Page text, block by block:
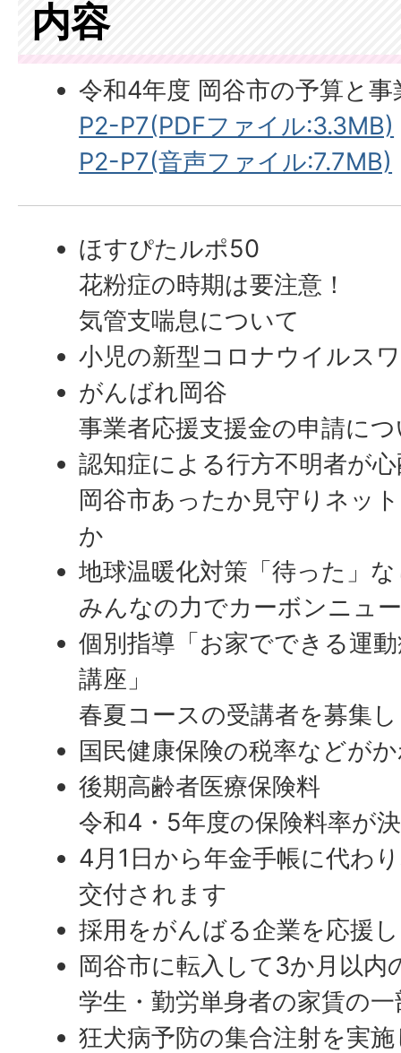
内容
令和4年度 岡谷市の予算と事
P2-P7(PDFファイル:3.3MB)
P2-P7(音声ファイル:7.7MB)
ほすぴたルポ50
花粉症の時期は要注意！
気管支喘息について
小児の新型コロナウイルス
がんばれ岡谷
事業者応援支援金の申請に
認知症による行方不明者が
岡谷市あったか見守りネッ
か
地球温暖化対策「待った」
みんなの力でカーボンニュ
個別指導「お家でできる運
講座」
春夏コースの受講者を募集
国民健康保険の税率などが
後期高齢者医療保険料
令和4・5年度の保険料率が
4月1日から年金手帳に代わ
交付されます
採用をがんばる企業を応援
岡谷市に転入して3か月以内
学生・勤労単身者の家賃の
狂犬病予防の集合注射を実